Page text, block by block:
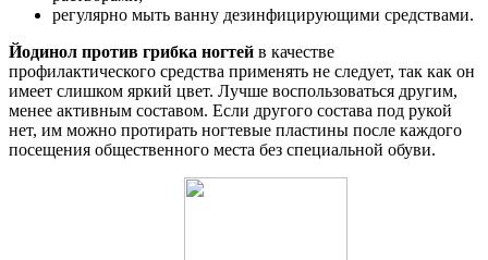
регулярно мыть ванну дезинфицирующими средствами.
Йодинол против грибка ногтей в качестве
профилактического средства применять не следует, так как он
имеет слишком яркий цвет. Лучше воспользоваться другим,
менее активным составом. Если другого состава под рукой
нет, им можно протирать ногтевые пластины после каждого
посещения общественного места без специальной обуви.